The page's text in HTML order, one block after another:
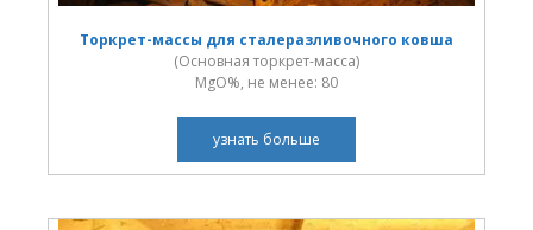
Торкрет-массы для сталеразливочного ковша
(Основная торкрет-масса)
MgO%, не менее: 80
узнать больше